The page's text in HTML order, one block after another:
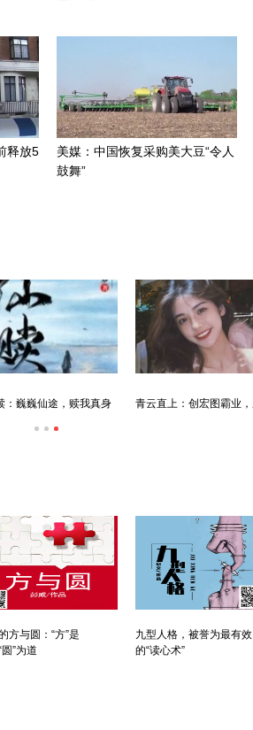
释放5
美媒：中国恢复采购美大豆“令人
鼓舞”
：巍巍仙途，赎我真身
方与圆：“方”是
”为道
九型人格，被誉为最有效
的“读心术”